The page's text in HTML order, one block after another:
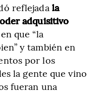
reflejada la
adquisitivo
que “la
y también en
por los
la gente que vino
fueran una